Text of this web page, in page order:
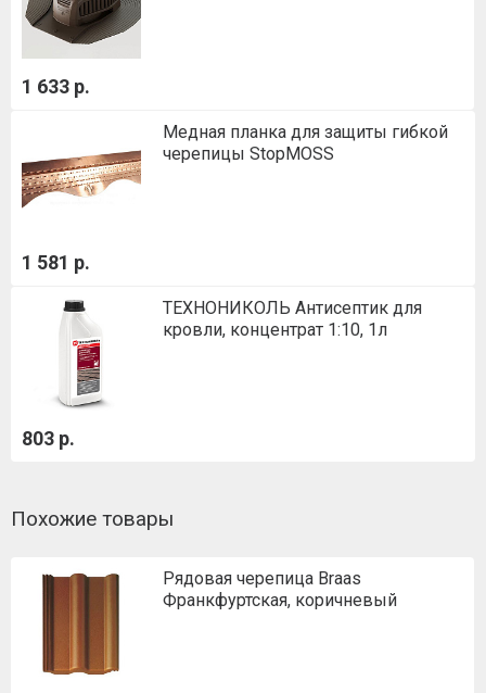
1 633 р.
Медная планка для защиты гибкой
черепицы StopMOSS
1 581 р.
ТЕХНОНИКОЛЬ Антисептик для
кровли, концентрат 1:10, 1л
803 р.
Похожие товары
Рядовая черепица Braas
Франкфуртская, коричневый